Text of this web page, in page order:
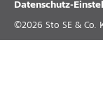
Datenschutz-
©2026 Sto SE & Co.